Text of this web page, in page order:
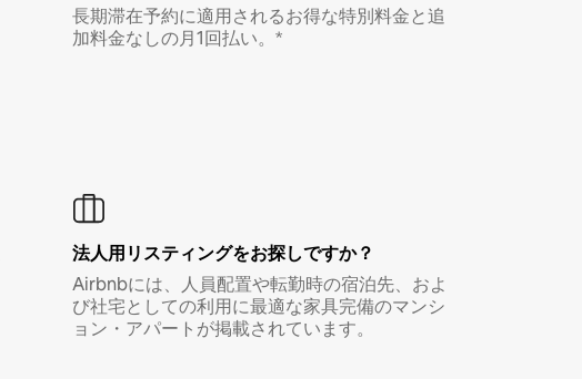
長期滞在予約に適用されるお得な特別料金と追
加料金なしの月1回払い。*
法人用リスティングをお探しですか？
Airbnbには、人員配置や転勤時の宿泊先、およ
び社宅としての利用に最適な家具完備のマンシ
ョン・アパートが掲載されています。